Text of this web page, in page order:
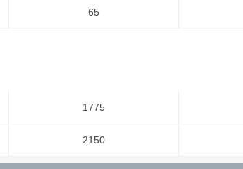
65
1775
2150